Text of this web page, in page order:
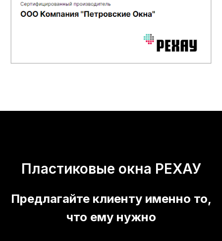
Пластиковые окна РЕХАУ
Предлагайте клиенту именно то,
что ему нужно